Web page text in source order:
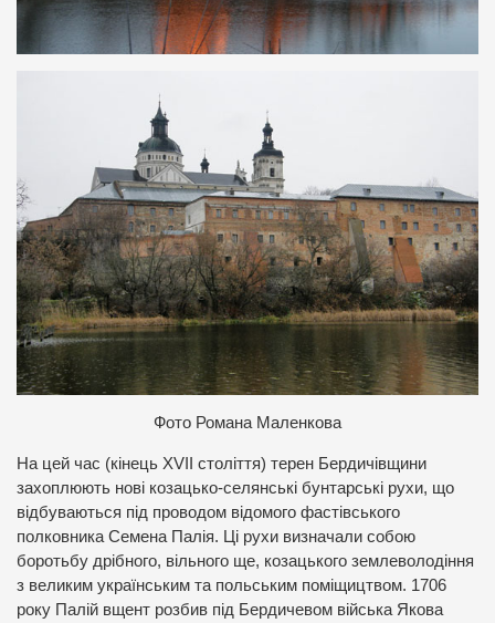
Фото Романа Маленкова
На цей час (кінець XVII століття) терен Бердичівщини
захоплюють нові козацько-селянські бунтарські рухи, що
відбуваються під проводом відомого фастівського
полковника Семена Палія. Ці рухи визначали собою
боротьбу дрібного, вільного ще, козацького землеволодіння
з великим українським та польським поміщицтвом. 1706
року Палій вщент розбив під Бердичевом війська Якова